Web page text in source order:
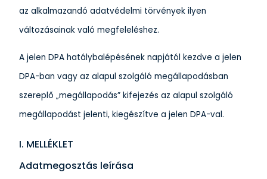
az alkalmazandó adatvédelmi törvények ilyen
változásainak való megfeleléshez.
A jelen DPA hatálybalépésének napjától kezdve a jelen
DPA-ban vagy az alapul szolgáló megállapodásban
szereplő „megállapodás” kifejezés az alapul szolgáló
megállapodást jelenti, kiegészítve a jelen DPA-val.
I. MELLÉKLET
Adatmegosztás leírása